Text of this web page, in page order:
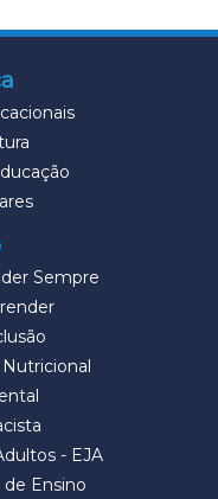
Sempre
- EJA
de Ensino